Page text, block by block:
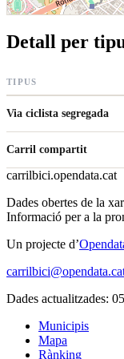
Detall per
TIPUS
Via ciclista segregada
Carril compartit
carrilbici.opendata.cat
Dades obertes de la
Informació per a la
Un projecte d’
Dades actualitzades:
Municipis
Mapa
Rànking